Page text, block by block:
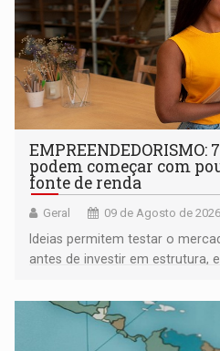
EMPREENDEDORISMO:
podem começar com
fonte de renda
Geral 09 de Agosto de
Ideias permitem testar o
antes de investir em estrutura,